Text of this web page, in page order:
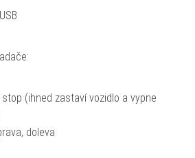
(ihned zastaví vozidlo a vypne
doleva